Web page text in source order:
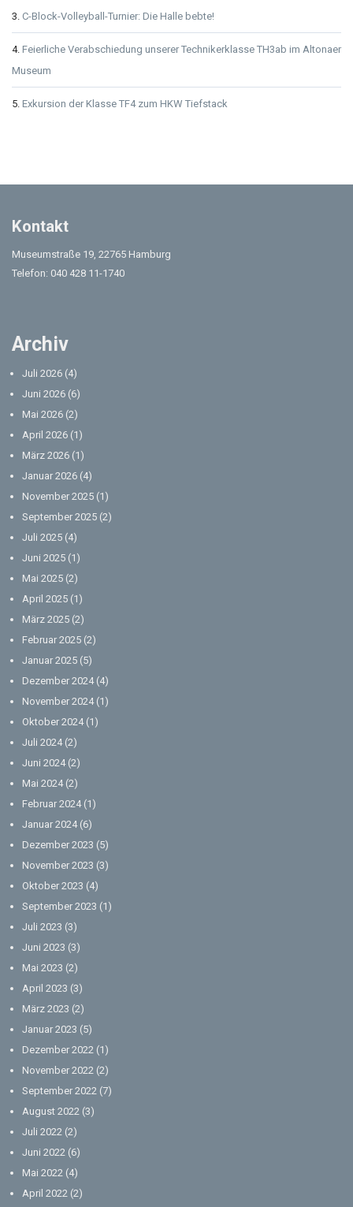
C-Block-Volleyball-Turnier: Die Halle bebte!
Feierliche Verabschiedung unserer Technikerklasse TH3ab im Altonaer
Museum
Exkursion der Klasse TF4 zum HKW Tiefstack
Kontakt
Museumstraße 19, 22765 Hamburg
Telefon: 040 428 11-1740
Archiv
Juli 2026 (4)
Juni 2026 (6)
Mai 2026 (2)
April 2026 (1)
März 2026 (1)
Januar 2026 (4)
November 2025 (1)
September 2025 (2)
Juli 2025 (4)
Juni 2025 (1)
Mai 2025 (2)
April 2025 (1)
März 2025 (2)
Februar 2025 (2)
Januar 2025 (5)
Dezember 2024(4)
November 2024(1)
Oktober 2024(1)
Juli 2024(2)
Juni 2024(2)
Mai 2024(2)
Februar 2024(1)
Januar 2024(6)
Dezember 2023 (5)
November 2023 (3)
Oktober 2023 (4)
September 2023 (1)
Juli 2023 (3)
Juni 2023 (3)
Mai 2023 (2)
April 2023 (3)
März 2023 (2)
Januar 2023 (5)
Dezember 2022 (1)
November 2022 (2)
September 2022 (7)
August 2022 (3)
Juli 2022 (2)
Juni 2022 (6)
Mai 2022 (4)
April 2022 (2)